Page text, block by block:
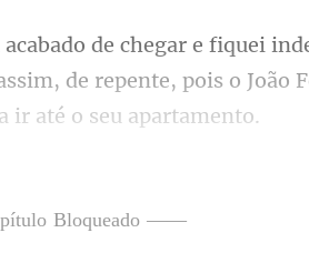
de repente, pois o João F
Bloqueado ——